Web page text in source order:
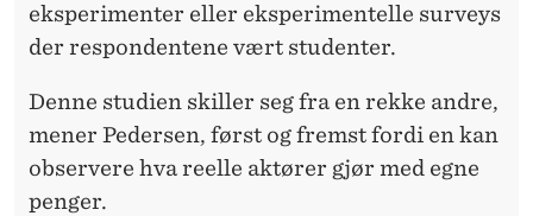
eksperimenter eller eksperimentelle surveys
der respondentene vært studenter.
Denne studien skiller seg fra en rekke andre,
mener Pedersen, først og fremst fordi en kan
observere hva reelle aktører gjør med egne
penger.